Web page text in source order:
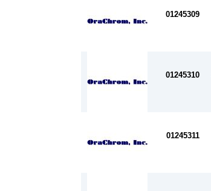
01245309
01245310
01245311